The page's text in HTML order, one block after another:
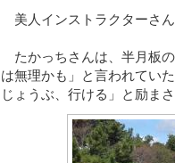
美人インストラクターさ
たかっちさんは、半月板
は無理かも」と言われてい
じょうぶ、行ける」と励ま